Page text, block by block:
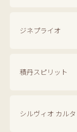
ジネプライオ
積丹スピリット
シルヴィオ カルタ